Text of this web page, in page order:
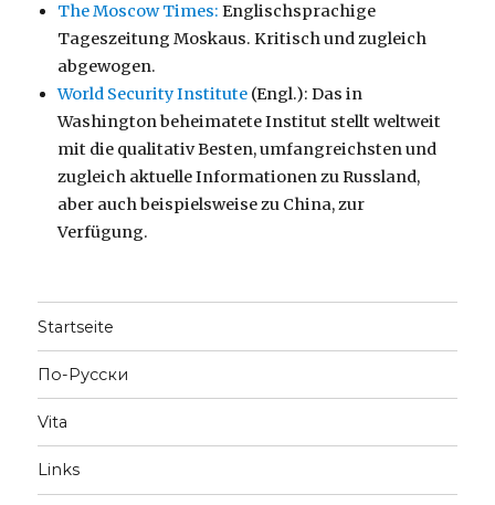
The Moscow Times: Englischsprachige
Tageszeitung Moskaus. Kritisch und zugleich
abgewogen.
World Security Institute (Engl.): Das in
Washington beheimatete Institut stellt weltweit
mit die qualitativ Besten, umfangreichsten und
zugleich aktuelle Informationen zu Russland,
aber auch beispielsweise zu China, zur
Verfügung.
Startseite
По-Русски
Vita
Links